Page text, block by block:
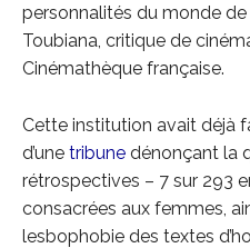
personnalités du monde
Toubiana, critique de
Cinémathèque française.
Cette institution avait déjà
d’une tribune dénonçant la
rétrospectives – 7 sur 293
consacrées aux femmes,
lesbophobie des textes